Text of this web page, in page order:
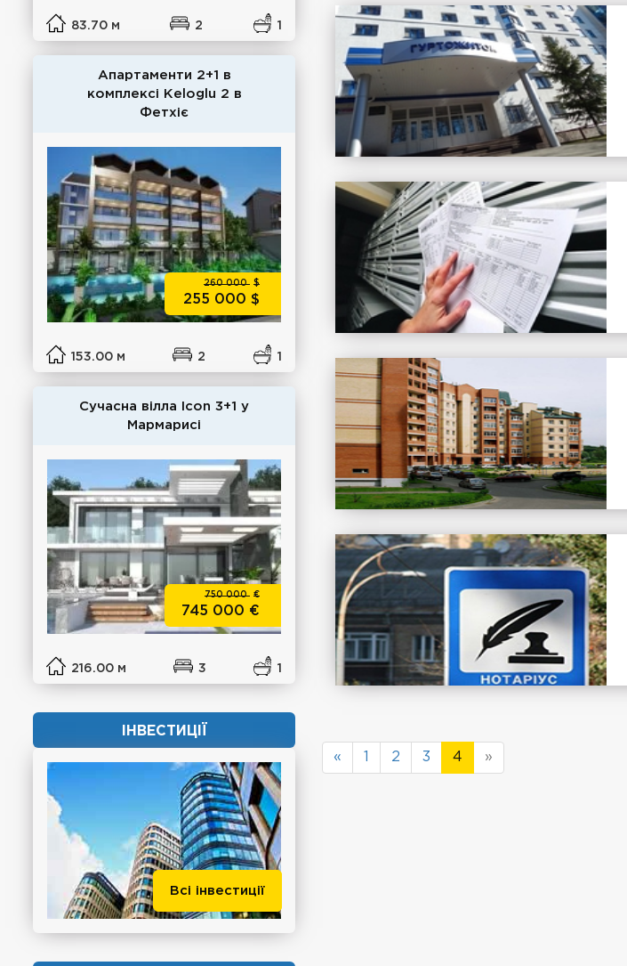
83.70 м 2 1
Апартаменти 2+1 в
комплексі Keloglu 2 в
Фетхіє
260 000 $
255 000 $
153.00 м 2 1
Сучасна вілла Icon 3+1 у
Мармарисі
750 000 €
745 000 €
216.00 м 3 1
ІНВЕСТИЦІЇ
Всі інвестиції
« 1 2 3 4 »